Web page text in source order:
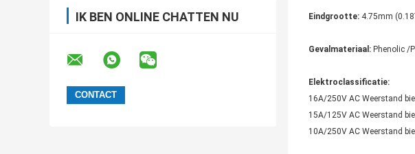
IK BEN ONLINE CHATTEN NU Eindgrootte: 4.75mm
Gevalmateriaal: Phenolic /
Elektroclassificatie:
16A/250V AC Weerstand
15A/125V AC Weerstand
10A/250V AC Weerstand